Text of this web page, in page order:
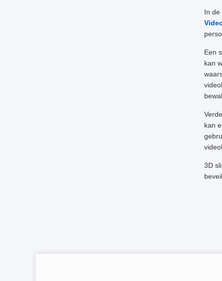
In de
Een
kan
kan
3D